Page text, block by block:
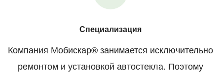
Специализация
Компания Мобискар® занимается исключительно
ремонтом и установкой автостекла. Поэтому